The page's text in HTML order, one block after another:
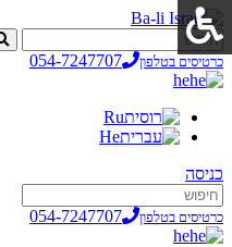
כרטיסים בטלפון
054-7247707
he
Ru
He
כניסה
כרטיסים בטלפון
054-7247707
he